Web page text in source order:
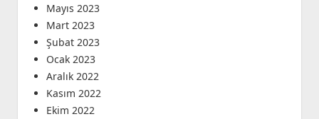
Mayıs 2023
Mart 2023
Şubat 2023
Ocak 2023
Aralık 2022
Kasım 2022
Ekim 2022